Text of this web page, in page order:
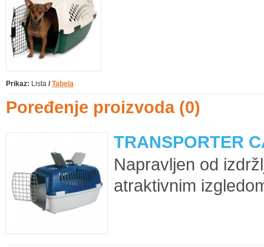
Prikaz: Lista / Tabela
Poređenje proizvoda (0)
TRANSPORTER
Napravljen od
atraktivnim